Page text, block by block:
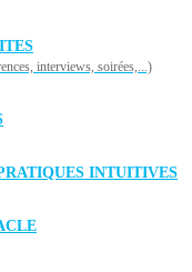
interviews, soirées,...)
INTUITIVES